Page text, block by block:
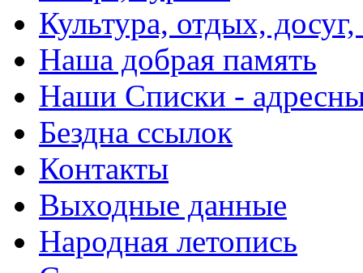
Культура, отдых,
Наша добрая память
Наши Списки -
Бездна ссылок
Контакты
Выходные данные
Народная летопись